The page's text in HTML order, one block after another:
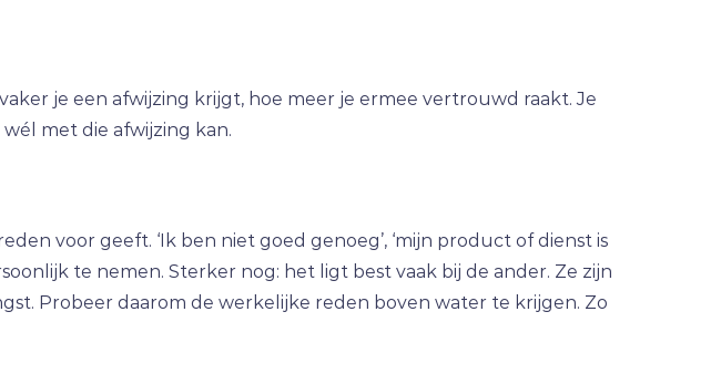
je een afwijzing krijgt, hoe meer je ermee vertrouwd raakt. Je
met die afwijzing kan.
voor geeft. ‘Ik ben niet goed genoeg’, ‘mijn product of dienst is
te nemen. Sterker nog: het ligt best vaak bij de ander. Ze zijn
Probeer daarom de werkelijke reden boven water te krijgen. Zo